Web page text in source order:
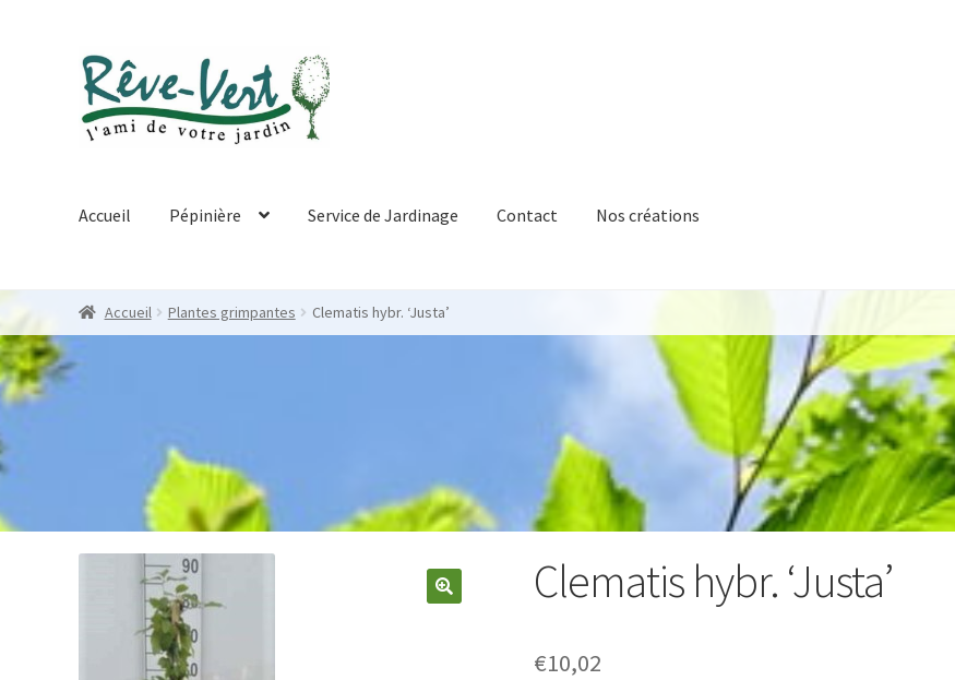
Skip
to
navigation
Skip
to
content
Accueil Pépinière Service de Jardinage Contact Nos créations
Accueil Plantes grimpantes Clematis hybr. ‘Justa’
Clematis hybr. ‘Justa’
€10,02